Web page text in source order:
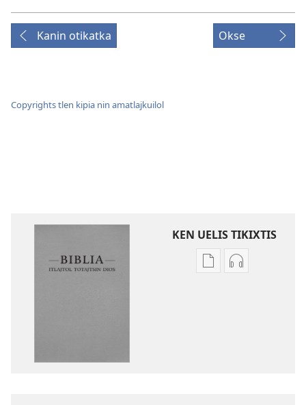
Kanin otikatka Okse
Copyrights tlen kipia nin amatlajkuilol
KEN UELIS TIKIXTIS
XikinkixtiXikkixti